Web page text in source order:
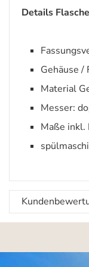
Details Flasche
Gehäuse
Material
Messer:
Maße inkl.